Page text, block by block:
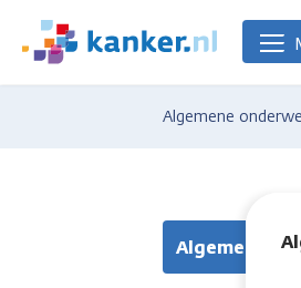
naar
We
zijn
Algemene
Algemeen